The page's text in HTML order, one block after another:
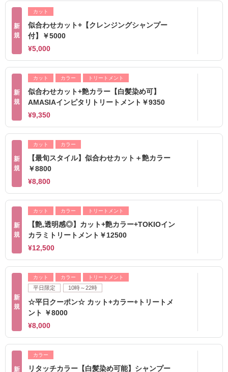
新
規
カット
似合わせカット+【クレンジングシャンプー
付】￥5000
¥5,000
新
規
カット カラー トリートメント
似合わせカット+艶カラー【白髪染め可】
AMASIAインピタリトリートメント￥9350
¥9,350
新
規
カット カラー
【最旬スタイル】似合わせカット＋艶カラー
￥8800
¥8,800
新
規
カット カラー トリートメント
【艶,透明感◎】カット+艶カラー+TOKIOイン
カラミトリートメント￥12500
¥12,500
新
規
カット カラー トリートメント
平日限定 10時～22時
☆平日クーポン☆ カット+カラー+トリートメ
ント ￥8000
¥8,000
新
カラー
リタッチカラー【白髪染め可能】シャンプー